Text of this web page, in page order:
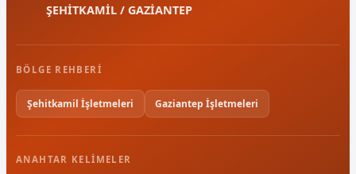
ŞEHİTKAMİL / GAZİANTEP
BÖLGE REHBERI
Şehitkamil İşletmeleri Gaziantep İşletmeleri
ANAHTAR KELIMELER